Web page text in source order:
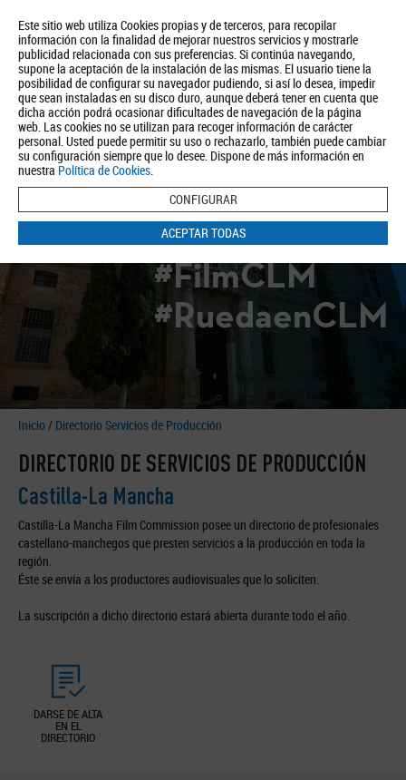
Este sitio web utiliza Cookies propias y de terceros, para recopilar
información con la finalidad de mejorar nuestros servicios y mostrarle
publicidad relacionada con sus preferencias. Si continúa navegando,
supone la aceptación de la instalación de las mismas. El usuario tiene la
posibilidad de configurar su navegador pudiendo, si así lo desea, impedir
que sean instaladas en su disco duro, aunque deberá tener en cuenta que
dicha acción podrá ocasionar dificultades de navegación de la página
web. Las cookies no se utilizan para recoger información de carácter
personal. Usted puede permitir su uso o rechazarlo, también puede cambiar
su configuración siempre que lo desee. Dispone de más información en
nuestra Política de Cookies.
CONFIGURAR
ACEPTAR TODAS
Quiénes somos Turismo Política de Privacidad Aviso Legal
Política de Cookies
BUSCAR
#FilmCLM
#RuedaenCLM
Inicio / Directorio Servicios de Producción
DIRECTORIO DE SERVICIOS DE PRODUCCIÓN
Castilla-La Mancha
Castilla-La Mancha Film Commission posee un directorio de profesionales
castellano-manchegos que presten servicios a la producción en toda la
región.
Éste se envía a los productores audiovisuales que lo soliciten.
La suscripción a dicho directorio estará abierta durante todo el año.
DARSE DE ALTA
EN EL
DIRECTORIO